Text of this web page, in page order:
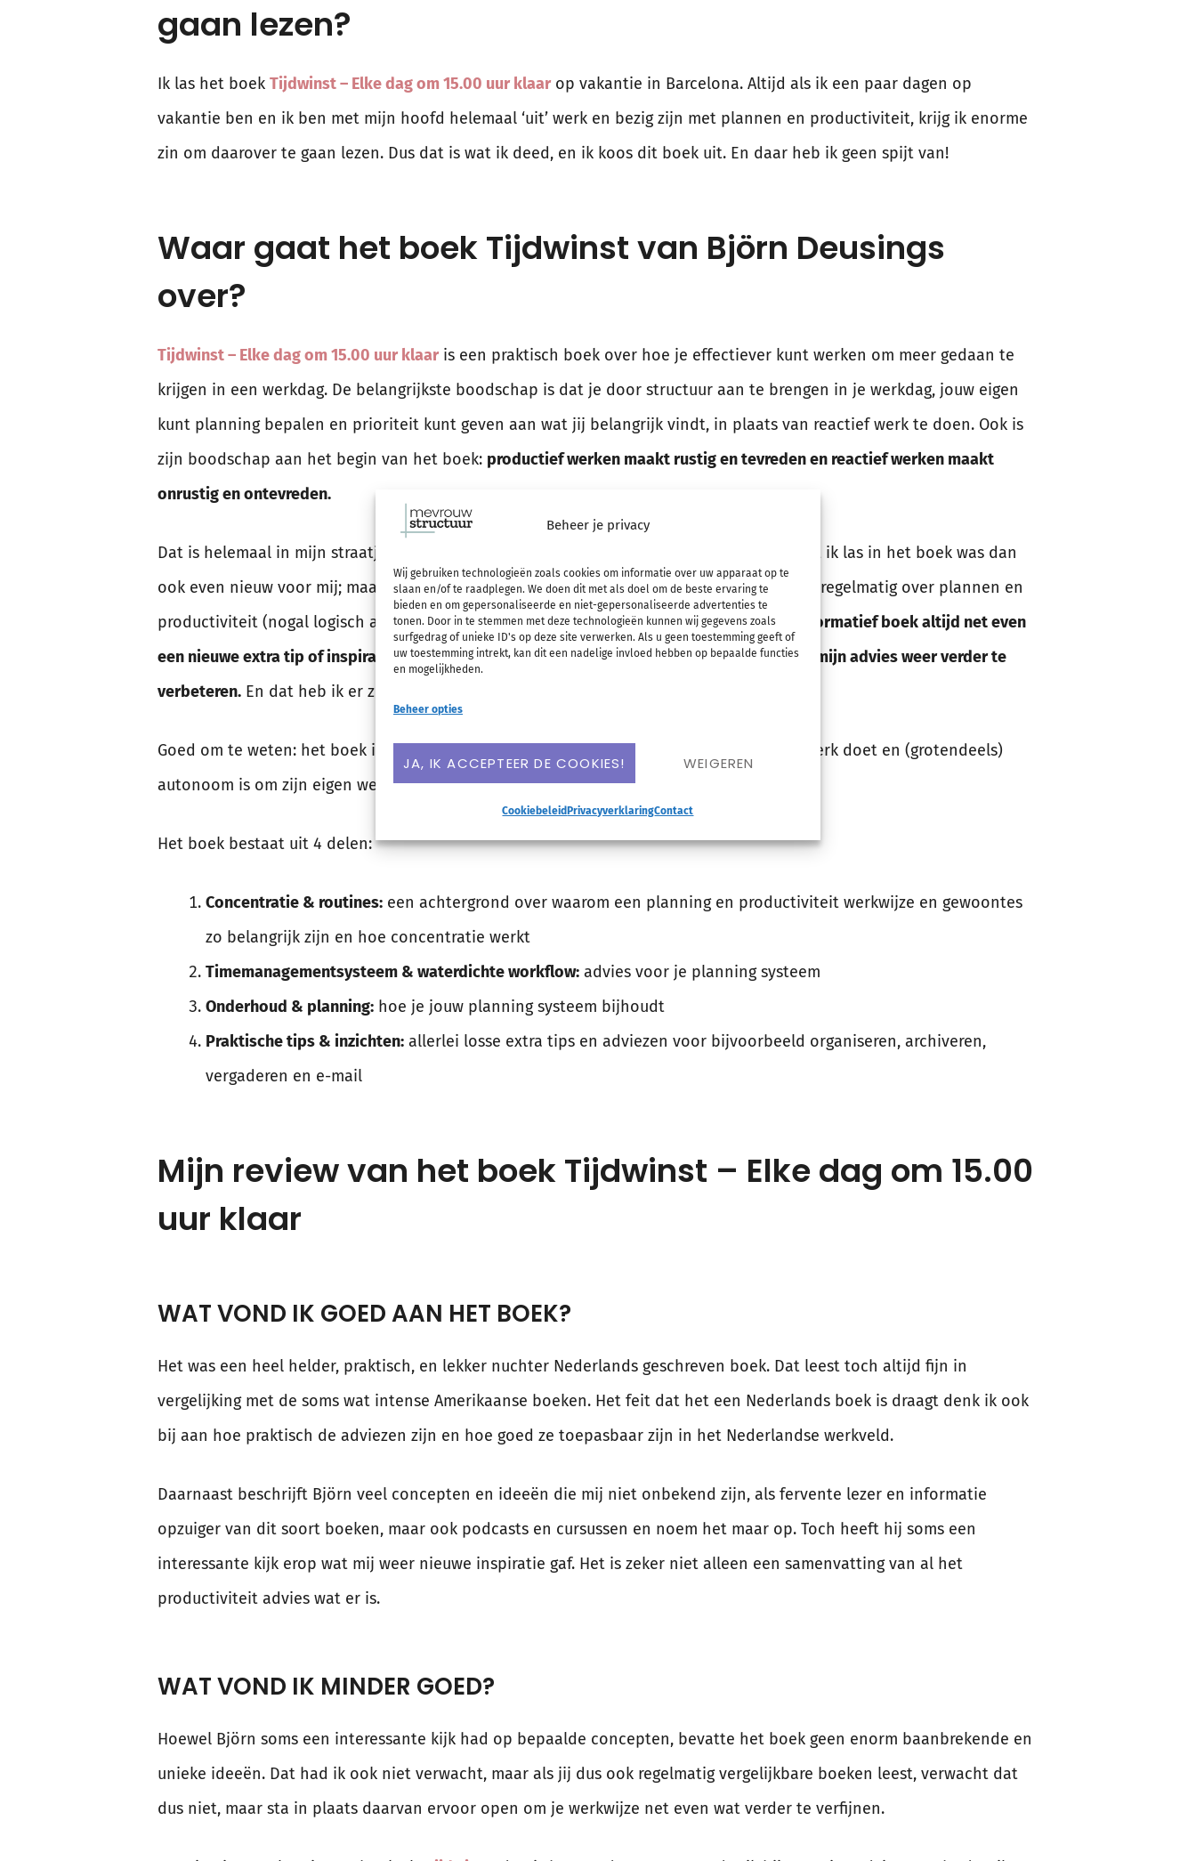
Beheer je privacy
Wij gebruiken technologieën zoals cookies om informatie over uw apparaat op te
slaan en/of te raadplegen. We doen dit met als doel om de beste ervaring te
bieden en om gepersonaliseerde en niet-gepersonaliseerde advertenties te
tonen. Door in te stemmen met deze technologieën kunnen wij gegevens zoals
surfgedrag of unieke ID's op deze site verwerken. Als u geen toestemming geeft of
uw toestemming intrekt, kan dit een nadelige invloed hebben op bepaalde functies
en mogelijkheden.
Beheer opties
JA, IK ACCEPTEER DE COOKIES! WEIGEREN
Cookiebeleid PrivacyverklaringContact
gaan lezen?
Ik las het boek Tijdwinst – Elke dag om 15.00 uur klaar op vakantie in Barcelona. Altijd als ik een paar dagen op
vakantie ben en ik ben met mijn hoofd helemaal ‘uit’ werk en bezig zijn met plannen en productiviteit, krijg ik enorme
zin om daarover te gaan lezen. Dus dat is wat ik deed, en ik koos dit boek uit. En daar heb ik geen spijt van!
Waar gaat het boek Tijdwinst van Björn Deusings
over?
Tijdwinst – Elke dag om 15.00 uur klaar is een praktisch boek over hoe je effectiever kunt werken om meer gedaan te
krijgen in een werkdag. De belangrijkste boodschap is dat je door structuur aan te brengen in je werkdag, jouw eigen
kunt planning bepalen en prioriteit kunt geven aan wat jij belangrijk vindt, in plaats van reactief werk te doen. Ook is
zijn boodschap aan het begin van het boek: productief werken maakt rustig en tevreden en reactief werken maakt
onrustig en ontevreden.
Dat is helemaal in mijn straatje, want dat is precies hoe ik er ook over denk. Niet alles wat ik las in het boek was dan
ook even nieuw voor mij; maar dat was ook niet mijn verwachting. Ik lees en leer heel erg regelmatig over plannen en
productiviteit (nogal logisch als je erzelf cursussen over geeft, vind ik).Ik hoop uit een informatief boek altijd net even
een nieuwe extra tip of inspiratie te halen die ik kan gebruiken om mijn eigen werkwijze én mijn advies weer verder te
verbeteren. En dat heb ik er zeker uitgehaald!
Goed om te weten: het boek is voornamelijk gericht op wie op kantoor (of thuis) kenniswerk doet en (grotendeels)
autonoom is om zijn eigen werktijd in te delen en zelf proactief een planning kan maken.
Het boek bestaat uit 4 delen:
Concentratie & routines: een achtergrond over waarom een planning en productiviteit werkwijze en gewoontes
zo belangrijk zijn en hoe concentratie werkt
Timemanagementsysteem & waterdichte workflow: advies voor je planning systeem
Onderhoud & planning: hoe je jouw planning systeem bijhoudt
Praktische tips & inzichten: allerlei losse extra tips en adviezen voor bijvoorbeeld organiseren, archiveren,
vergaderen en e-mail
Mijn review van het boek Tijdwinst – Elke dag om 15.00
uur klaar
WAT VOND IK GOED AAN HET BOEK?
Het was een heel helder, praktisch, en lekker nuchter Nederlands geschreven boek. Dat leest toch altijd fijn in
vergelijking met de soms wat intense Amerikaanse boeken. Het feit dat het een Nederlands boek is draagt denk ik ook
bij aan hoe praktisch de adviezen zijn en hoe goed ze toepasbaar zijn in het Nederlandse werkveld.
Daarnaast beschrijft Björn veel concepten en ideeën die mij niet onbekend zijn, als fervente lezer en informatie
opzuiger van dit soort boeken, maar ook podcasts en cursussen en noem het maar op. Toch heeft hij soms een
interessante kijk erop wat mij weer nieuwe inspiratie gaf. Het is zeker niet alleen een samenvatting van al het
productiviteit advies wat er is.
WAT VOND IK MINDER GOED?
Hoewel Björn soms een interessante kijk had op bepaalde concepten, bevatte het boek geen enorm baanbrekende en
unieke ideeën. Dat had ik ook niet verwacht, maar als jij dus ook regelmatig vergelijkbare boeken leest, verwacht dat
dus niet, maar sta in plaats daarvan ervoor open om je werkwijze net even wat verder te verfijnen.